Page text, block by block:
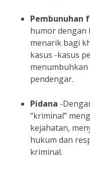
Pembunuhan
humor dengan
menarik bagi
kasus -kasus
pendengar.
Pidana -
“kriminal”
kejahatan,
hukum dan
kriminal.